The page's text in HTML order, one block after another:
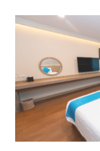
ห้องดีลักซ์
ขนาดห้อง: 45 ม. / 484 ฟุต